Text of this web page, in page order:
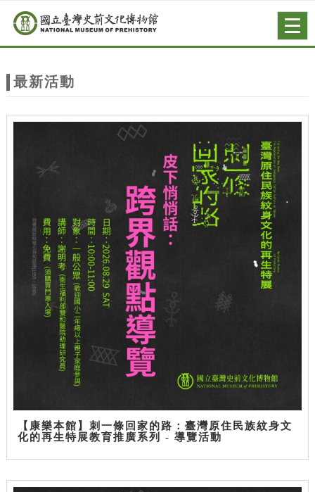
站
主
跳到主要內容
網站導覽
最新活動
【康樂本館】刺一條回家的路：臺灣原住民族紋身文
化的再生特展教育推廣系列 - 導覽活動